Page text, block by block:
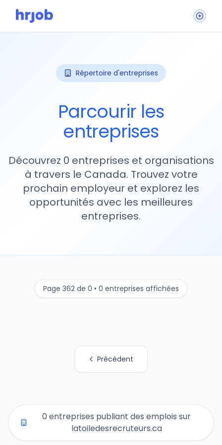
Répertoire d'entreprises
Parcourir les
entreprises
Découvrez 0 entreprises et organisations
à travers le Canada. Trouvez votre
prochain employeur et explorez les
opportunités avec les meilleures
entreprises.
Page 362 de 0 • 0 entreprises affichées
Précédent
0 entreprises publiant des emplois sur
latoiledesrecruteurs.ca